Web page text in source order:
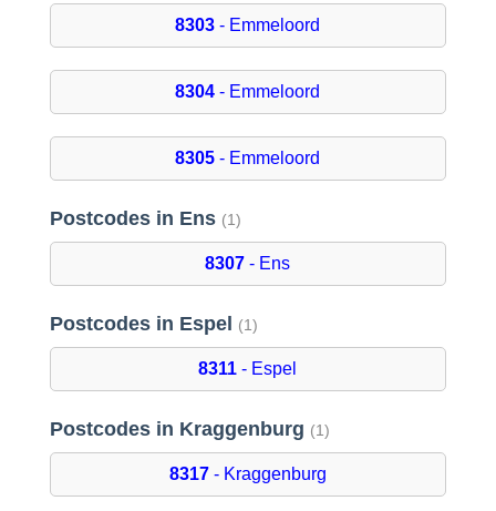
8303 - Emmeloord
8304 - Emmeloord
8305 - Emmeloord
Postcodes in Ens (1)
8307 - Ens
Postcodes in Espel (1)
8311 - Espel
Postcodes in Kraggenburg (1)
8317- Kraggenburg